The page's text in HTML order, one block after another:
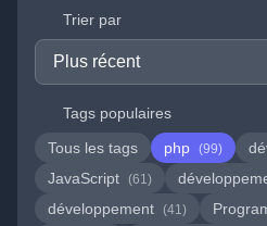
Trier par
Tags populaires
Tous les tags
php (99)
JavaScript (61)
développement (41)